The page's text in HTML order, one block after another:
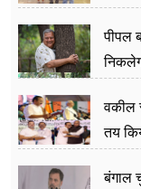
पीपल
वकील
तय
बंगाल